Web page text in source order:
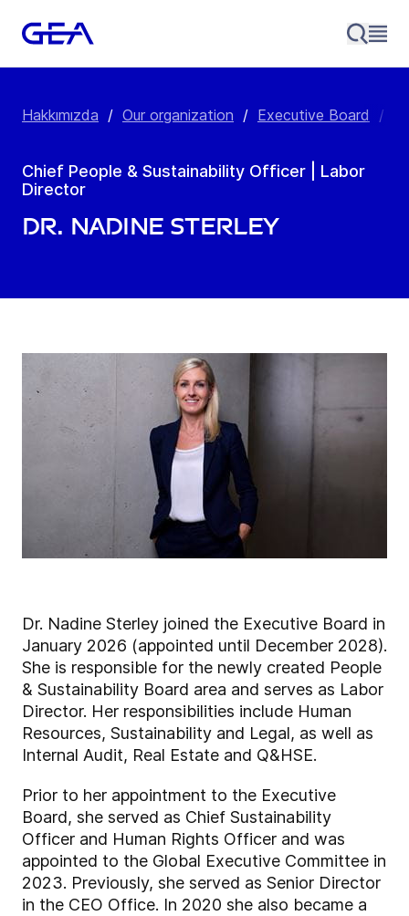
Hakkımızda / Our organization / Executive Board /
Chief People & Sustainability Officer | Labor
Director
Dr. Nadine Sterley
Dr. Nadine Sterley joined the Executive Board in
January 2026 (appointed until December 2028).
She is responsible for the newly created People
& Sustainability Board area and serves as Labor
Director. Her responsibilities include Human
Resources, Sustainability and Legal, as well as
Internal Audit, Real Estate and Q&HSE.
Prior to her appointment to the Executive
Board, she served as Chief Sustainability
Officer and Human Rights Officer and was
appointed to the Global Executive Committee in
2023. Previously, she served as Senior Director
in the CEO Office. In 2020 she also became a